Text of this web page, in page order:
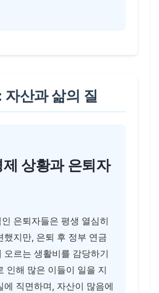
자산과 삶의 질
제 상황과 은퇴자
은퇴자들은 평생 열심히
했지만, 은퇴 후 정부 연금
오르는 생활비를 감당하기
인해 많은 이들이 일을 지
에 직면하며, 자산이 많음에